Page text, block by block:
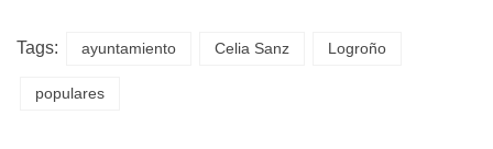
Tags: ayuntamiento Celia Sanz Logroño
populares